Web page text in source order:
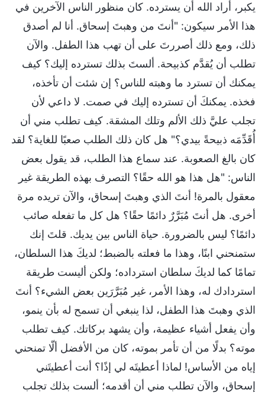
يكبر، أراد الله أن يسترده. كان منظور الناس الآخرين في
هذا الأمر سيكون: "أنتَ من وهبتَ إسحاق. أنا لم أصدق
ذلك، ومع ذلك أصررتَ على أن تهب هذا الطفل. والآن
تطلب أن يُقدَّم كذبيحة. ألستَ بذلك تسترده إليك؟ كيف
يمكنك أن تسترد ما وهبته للناس؟ إن شئت أن تأخذه،
فخذه. يمكنكَ أن تسترده إليك في صمت. لا داعي لأن
تجلب عليَّ ذلك الألم وتلك المشقة. كيف تطلب مني أن
أُقَدِّمَه ذبيحةً بيدي؟" هل كان ذلك الطلب صعبًا للغاية؟ لقد
كان بالغ الصعوبة. عند سماع هذا الطلب، قد يقول بعض
الناس: "هل هذا هو الله حقًا؟ التصرف بهذه الطريقة غير
معقول بالمرة! أنتَ الذي وهبتَ إسحاق، والآن تريده مرة
أخرى. هل أنتَ مُبَرَّرٌ دائمًا حقًا؟ هل كل ما تفعله صائب
دائمًا؟ ليس بالضرورة. حياة الناس بين يديك. قلتَ إنك
ستمنحني ابنًا، وهذا ما فعلته بالضبط؛ لديكَ هذا السلطان،
تمامًا كما لديكَ سلطان استرداده؛ ولكن أليست طريقة
استردادك له، وهذا الأمر، غير مُبَرَّرَين بعض الشيء؟ أنتَ
الذي وهبتَ هذا الطفل، لذا ينبغي أن تسمح له بأن ينمو،
وأن يفعل أشياء عظيمة، وأن يشهد بركاتك. كيف تطلب
موته؟ بدلًا من أن تأمر بموته، كان من الأفضل ألّا تمنحني
إياه من الأساس! لماذا أعطيتَه لي إذًا؟ أنت أعطيتَني
إسحاق، والآن تطلب مني أن أقدمه؛ ألست بذلك تجلب